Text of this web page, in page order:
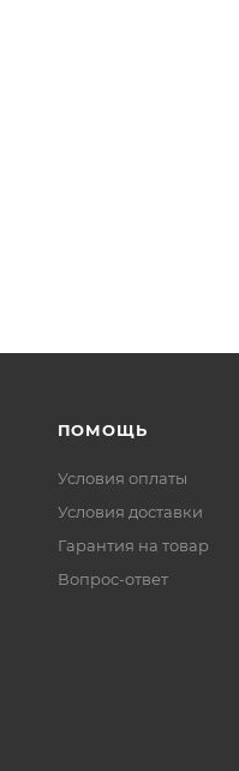
ПОМОЩЬ
Условия оплаты
Условия доставки
Гарантия на товар
Вопрос-ответ